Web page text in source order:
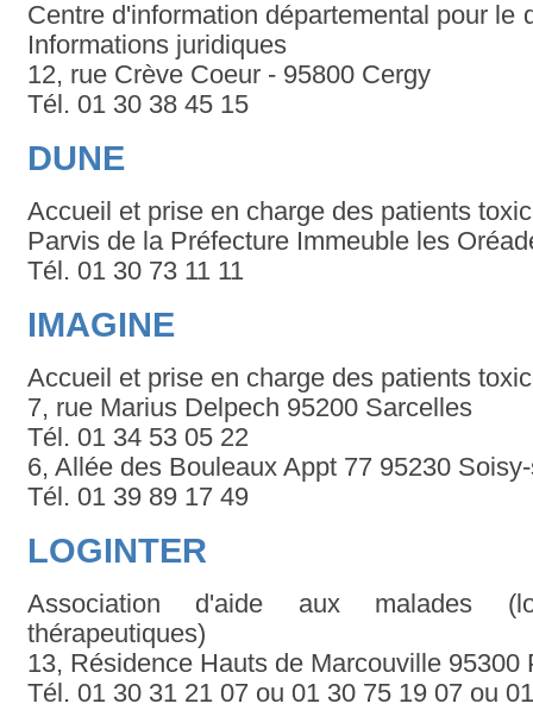
Centre d'information départemental pour le
Informations juridiques
12, rue Crève Coeur - 95800 Cergy
Tél. 01 30 38 45 15
DUNE
Accueil et prise en charge des patients
Parvis de la Préfecture Immeuble les
Tél. 01 30 73 11 11
IMAGINE
Accueil et prise en charge des patients
7, rue Marius Delpech 95200 Sarcelles
Tél. 01 34 53 05 22
6, Allée des Bouleaux Appt 77 95230
Tél. 01 39 89 17 49
LOGINTER
Association d'aide aux malades
thérapeutiques)
13, Résidence Hauts de Marcouville 95300
Tél. 01 30 31 21 07 ou 01 30 75 19 07 ou